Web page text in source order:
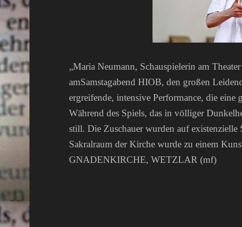
„Maria Neumann, Schauspielerin am
amSamstagabend HIOB, den großen
ergreifende, intensive Performance, die eine
Während des Spiels, das in völliger
still. Die Zuschauer wurden auf
Sakralraum der Kirche wurde zu einem
GNADENKIRCHE, WETZLAR (mf)